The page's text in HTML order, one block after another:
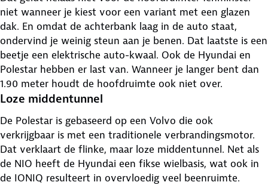
niet wanneer je kiest voor een variant met een glazen
dak. En omdat de achterbank laag in de auto staat,
ondervind je weinig steun aan je benen. Dat laatste is een
beetje een elektrische auto-kwaal. Ook de Hyundai en
Polestar hebben er last van. Wanneer je langer bent dan
1.90 meter houdt de hoofdruimte ook niet over.
Loze middentunnel
De Polestar is gebaseerd op een Volvo die ook
verkrijgbaar is met een traditionele verbrandingsmotor.
Dat verklaart de flinke, maar loze middentunnel. Net als
de NIO heeft de Hyundai een fikse wielbasis, wat ook in
de IONIQ resulteert in overvloedig veel beenruimte.